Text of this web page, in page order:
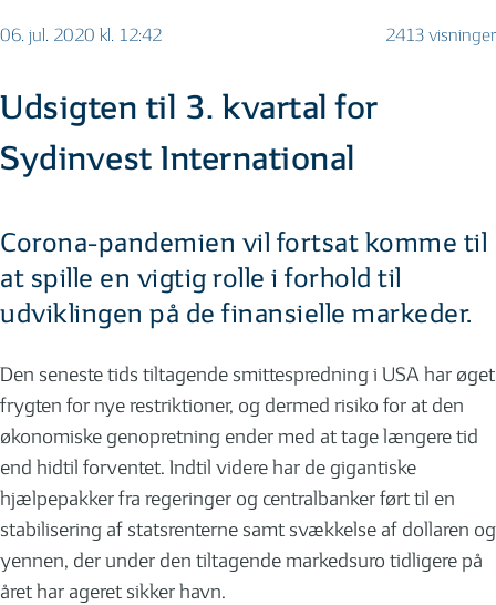
06. jul. 2020 kl. 12:42 2413 visninger
Udsigten til 3. kvartal for
Sydinvest International
Corona-pandemien vil fortsat komme til
at spille en vigtig rolle i forhold til
udviklingen på de finansielle markeder.
Den seneste tids tiltagende smittespredning i USA har øget
frygten for nye restriktioner, og dermed risiko for at den
økonomiske genopretning ender med at tage længere tid
end hidtil forventet. Indtil videre har de gigantiske
hjælpepakker fra regeringer og centralbanker ført til en
stabilisering af statsrenterne samt svækkelse af dollaren og
yennen, der under den tiltagende markedsuro tidligere på
året har ageret sikker havn.